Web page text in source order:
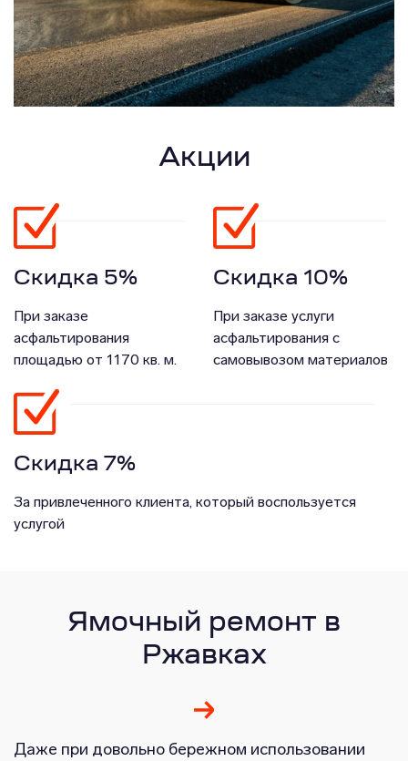
Акции
Скидка 5%
При заказе
асфальтирования
площадью от 1170 кв. м.
Скидка 10%
При заказе услуги
асфальтирования с
самовывозом материалов
Скидка 7%
За привлеченного клиента, который воспользуется
услугой
Ямочный ремонт в
Ржавках
Даже при довольно бережном использовании